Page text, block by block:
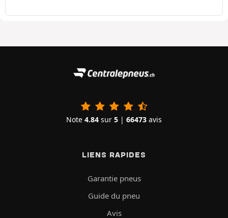
Note 4.84 sur 5 | 66473 avis
LIENS RAPIDES
Garantie pneus
Guide du pneu
Avis